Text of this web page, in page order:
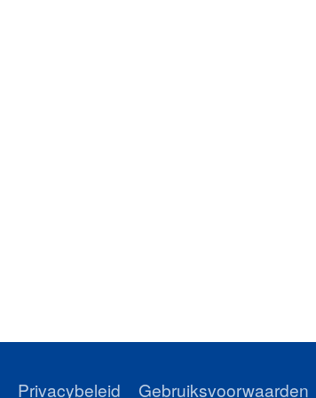
Privacybeleid Gebruiksvoorwaarden